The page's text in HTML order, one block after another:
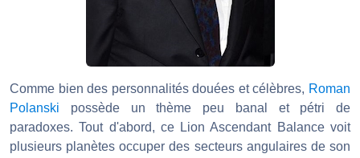
Comme bien des personnalités douées et célèbres, Roman
Polanski possède un thème peu banal et pétri de
paradoxes. Tout d'abord, ce Lion Ascendant Balance voit
plusieurs planètes occuper des secteurs angulaires de son